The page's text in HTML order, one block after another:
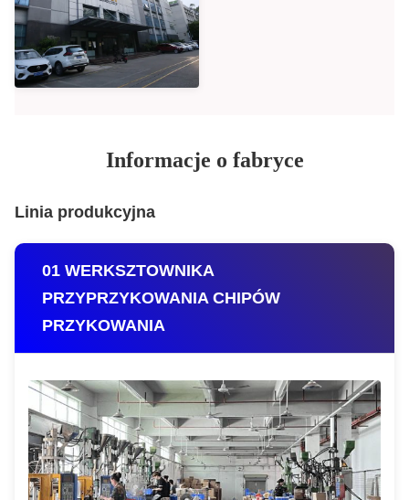
Informacje o fabryce
Linia produkcyjna
01 WERKSZTOWNIKA
PRZYPRZYKOWANIA CHIPÓW
PRZYKOWANIA